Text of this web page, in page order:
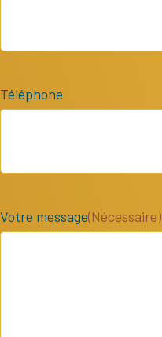
Téléphone
Votre message(Nécessaire)